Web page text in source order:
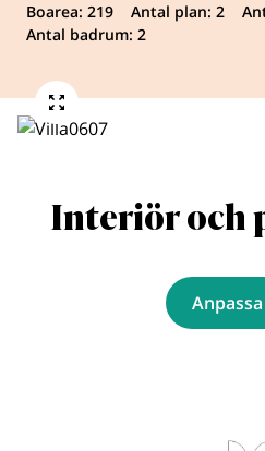
Boarea: 219 Antal plan: 2
Antal badrum: 2
Interiör och